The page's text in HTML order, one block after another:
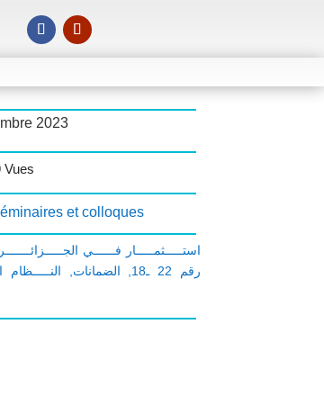
2023
Vues
et colloques
: استـــــثمـــــار فــــــي الجـــــزائـــــــر
رقم 22 ـ18
, الضمانات, النـــــظام